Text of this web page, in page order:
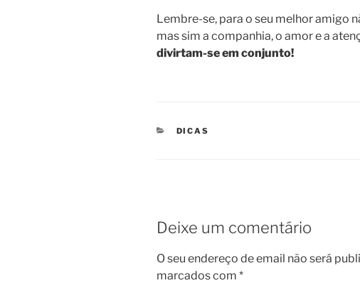
Lembre-se, para o seu melhor amigo
mas sim a companhia, o amor e a
divirtam-se em conjunto!
CATEGORIAS
DICAS
Deixe um comentário
O seu endereço de email não será
marcados com *